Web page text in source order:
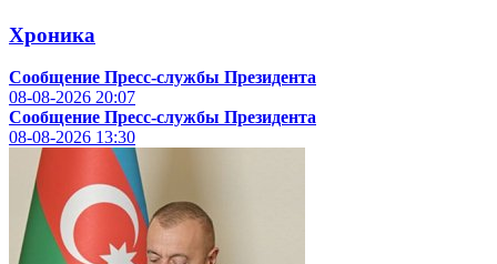
Хроника
Сообщение Пресс-службы Президента
08-08-2026 20:07
Сообщение Пресс-службы Президента
08-08-2026 13:30